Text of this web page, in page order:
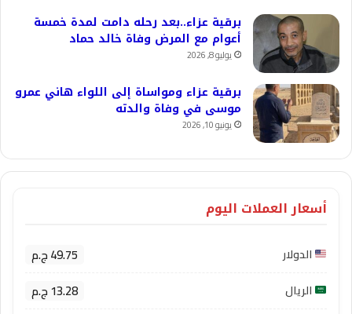
برقية عزاء..بعد رحله دامت لمدة خمسة
أعوام مع المرض وفاة خالد حماد
يوليو 8, 2026
برقية عزاء ومواساة إلى اللواء هاني عمرو
موسى في وفاة والدته
يونيو 10, 2026
أسعار العملات اليوم
الدولار 49.75 ج.م
الريال 13.28 ج.م